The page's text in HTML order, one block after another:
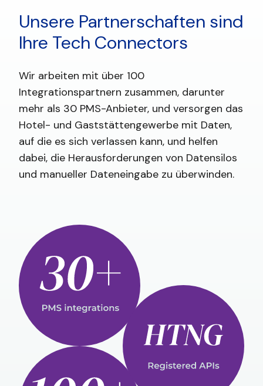
Unsere Partnerschaften sind
Ihre Tech Connectors
Wir arbeiten mit über 100
Integrationspartnern zusammen, darunter
mehr als 30 PMS-Anbieter, und versorgen das
Hotel- und Gaststättengewerbe mit Daten,
auf die es sich verlassen kann, und helfen
dabei, die Herausforderungen von Datensilos
und manueller Dateneingabe zu überwinden.